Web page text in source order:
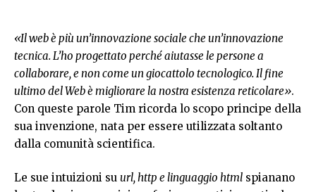
«Il web è più un’innovazione sociale che un’innovazione
tecnica. L’ho progettato perché aiutasse le persone a
collaborare, e non come un giocattolo tecnologico. Il fine
ultimo del Web è migliorare la nostra esistenza reticolare».
Con queste parole Tim ricorda lo scopo principe della
sua invenzione, nata per essere utilizzata soltanto
dalla comunità scientifica.
Le sue intuizioni su url, http e linguaggio html spianano